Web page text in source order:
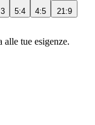
5:4 4:5 21:9
tue esigenze.